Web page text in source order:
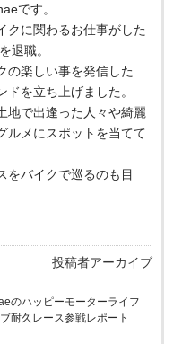
です。
クに関わるお仕事がした
退職。
の楽しい事を発信した
ドを立ち上げました。
地で出逢った人々や綺麗
ルメにスポットを当てて
をバイクで巡るのも目
投稿者アーカイブ
のハッピーモーターライフ
耐久レース参戦レポート